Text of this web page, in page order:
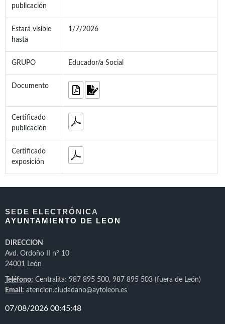
publicación
Estará visible
hasta
1/7/2026
GRUPO Educador/a Social
Documento
Certificado
publicación
Certificado
exposición
SEDE ELECTRÓNICA
AYUNTAMIENTO DE LEON
DIRECCION
Avd. Ordoño II nº 10
24001 León
Teléfono: Centralita: 987 895 500, 987 895 503 (fuera de León)
Email: atencion.ciudadano@aytoleon.es